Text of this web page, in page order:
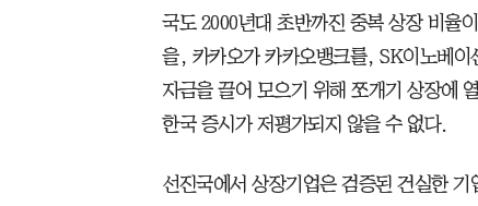
국도 2000년대 초반까진 중복 상장 비율
을, 카카오가 카카오뱅크를, SK이노베
자금을 끌어 모으기 위해 쪼개기 상장에
한국 증시가 저평가되지 않을 수 없다.
선진국에서 상장기업은 검증된 건실한